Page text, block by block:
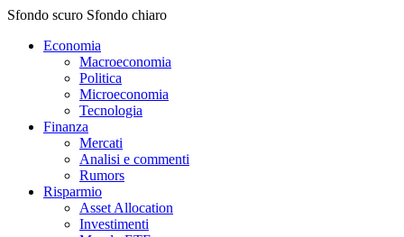
Sfondo scuro Sfondo chiaro
Economia
Macroeconomia
Politica
Microeconomia
Tecnologia
Finanza
Mercati
Analisi e commenti
Rumors
Risparmio
Asset Allocation
Investimenti